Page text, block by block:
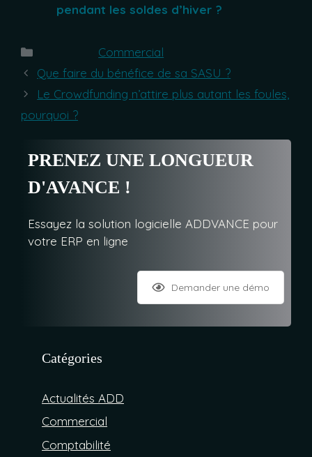
pendant les soldes d’hiver ?
CatégoriesCommercial
Que faire du bénéfice de sa SASU ?
Le Crowdfunding n’attire plus autant les foules,
pourquoi ?
PRENEZ UNE LONGUEUR
D'AVANCE !
Essayez la solution logicielle ADDVANCE pour
votre ERP en ligne
Demander une démo
Catégories
Actualités ADD
Commercial
Comptabilité